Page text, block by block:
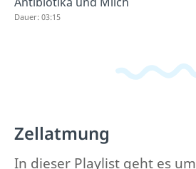
Dauer: 03:15
Zellatmung
In dieser Playlist geht es